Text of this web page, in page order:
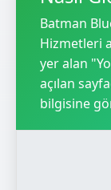
Batman
Hizmetleri
yer alan
açılan
bilgisine